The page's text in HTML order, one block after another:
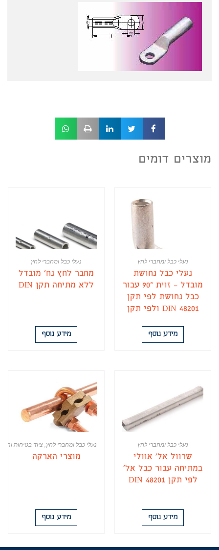
מוצרים דומים
נעלי כבל ומחברי לחץ
נעלי כבל נחושת
מובדל – זוית 90° עבור
כבל נחושת לפי תקן
DIN 48201 ולפי תקן
מידע נוסף
נעלי כבל ומחברי לחץ
מחבר לחץ נח' מובדל
ללא מתיחה תקן DIN
מידע נוסף
נעלי כבל ומחברי לחץ
שרוול אל' אוולי
במתיחה עבור כבל אל'
לפי תקן DIN 48201
מידע נוסף
נעלי כבל ומחברי לחץ,ציוד בטיחות
מוצרי הארקה
מידע נוסף